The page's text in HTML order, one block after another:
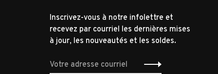
Inscrivez-vous à notre infolettre et
recevez par courriel les dernières mises
à jour, les nouveautés et les soldes.